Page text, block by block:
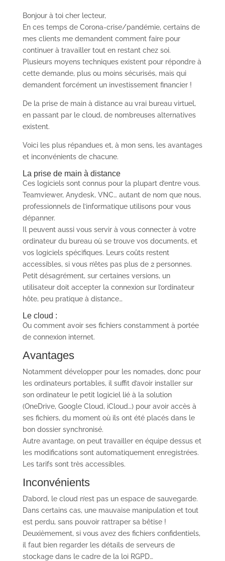
Bonjour à toi cher lecteur,
En ces temps de Corona-crise/pandémie, certains de
mes clients me demandent comment faire pour
continuer à travailler tout en restant chez soi.
Plusieurs moyens techniques existent pour répondre à
cette demande, plus ou moins sécurisés, mais qui
demandent forcément un investissement financier !
De la prise de main à distance au vrai bureau virtuel,
en passant par le cloud, de nombreuses alternatives
existent.
Voici les plus répandues et, à mon sens, les avantages
et inconvénients de chacune.
La prise de main à distance
Ces logiciels sont connus pour la plupart d’entre vous.
Teamviewer, Anydesk, VNC… autant de nom que nous,
professionnels de l’informatique utilisons pour vous
dépanner.
Il peuvent aussi vous servir à vous connecter à votre
ordinateur du bureau où se trouve vos documents, et
vos logiciels spécifiques. Leurs coûts restent
accessibles, si vous n’êtes pas plus de 2 personnes.
Petit désagrément, sur certaines versions, un
utilisateur doit accepter la connexion sur l’ordinateur
hôte, peu pratique à distance…
Le cloud :
Ou comment avoir ses fichiers constamment à portée
de connexion internet.
Avantages
Notamment développer pour les nomades, donc pour
les ordinateurs portables, il suffit d’avoir installer sur
son ordinateur le petit logiciel lié à la solution
(OneDrive, Google Cloud, iCloud…) pour avoir accès à
ses fichiers, du moment où ils ont été placés dans le
bon dossier synchronisé.
Autre avantage, on peut travailler en équipe dessus et
les modifications sont automatiquement enregistrées.
Les tarifs sont très accessibles.
Inconvénients
D’abord, le cloud n’est pas un espace de sauvegarde.
Dans certains cas, une mauvaise manipulation et tout
est perdu, sans pouvoir rattraper sa bêtise !
Deuxièmement, si vous avez des fichiers confidentiels,
il faut bien regarder les détails de serveurs de
stockage dans le cadre de la loi RGPD…